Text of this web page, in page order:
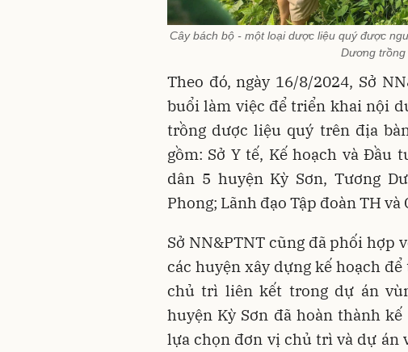
Cây bách bộ - một loại dược liệu quý được
Dương
Theo đó, ngày 16/8/2024, Sở
buổi làm việc để triển khai nội
trồng dược liệu quý trên địa
gồm: Sở Y tế, Kế hoạch và Đầu
dân 5 huyện Kỳ Sơn, Tương
Phong; Lãnh đạo Tập đoàn TH
Sở NN&PTNT cũng đã phối hợp
các huyện xây dựng kế hoạch
chủ trì liên kết trong dự án
huyện Kỳ Sơn đã hoàn thành
lựa chọn đơn vị chủ trì và dự án